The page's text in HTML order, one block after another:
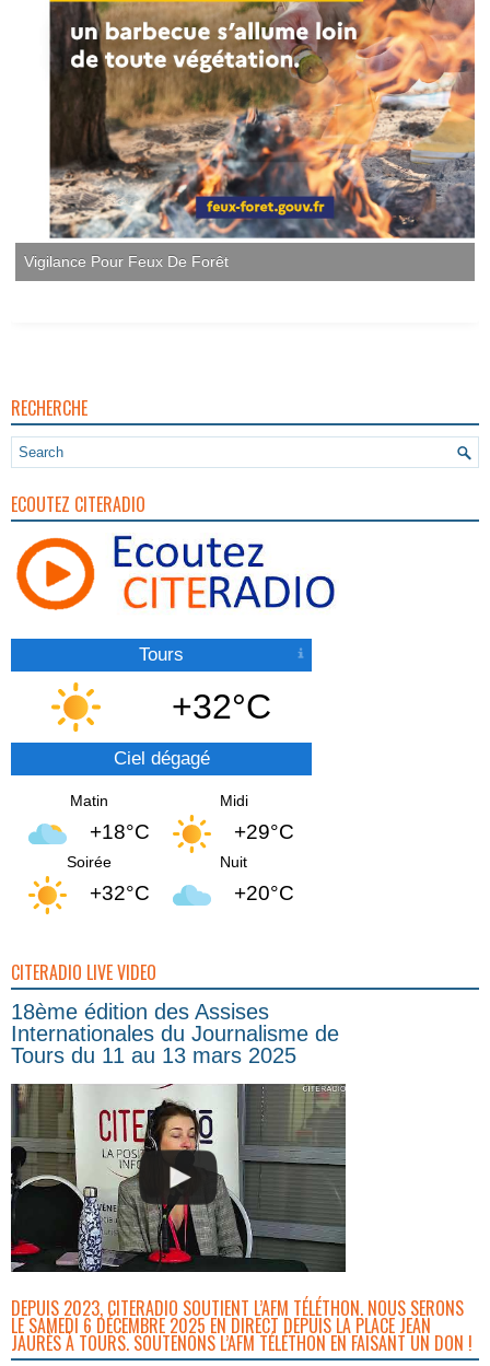
RECHERCHE
ECOUTEZ CITERADIO
Tours
+32°C
Ciel dégagé
Matin
+18°C
Midi
+29°C
Soirée
+32°C
Nuit
+20°C
CITERADIO LIVE VIDEO
18ème édition des Assises
Internationales du Journalisme de
Tours du 11 au 13 mars 2025
DEPUIS 2023, CITERADIO SOUTIENT L’AFM TÉLÉTHON. NOUS SERONS
LE SAMEDI 6 DÉCEMBRE 2025 EN DIRECT DEPUIS LA PLACE JEAN
JAURÈS À TOURS. SOUTENONS L’AFM TÉLÉTHON EN FAISANT UN DON !